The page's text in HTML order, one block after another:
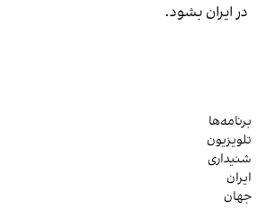
در ایران بشود.
برنامه‌ها
تلویزیون
شنیداری
ایران
جهان